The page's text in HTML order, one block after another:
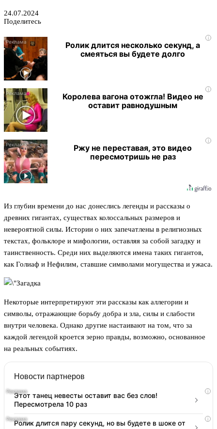
24.07.2024
Поделитесь
i
Ролик длится несколько секунд, а
смеяться вы будете долго
i
Королева вагона отожгла! Видео не
оставит равнодушным
i
Ржу не переставая, это видео
пересмотришь не раз
Из глубин времени до нас донеслись легенды и рассказы о
древних гигантах, существах колоссальных размеров и
невероятной силы. Истории о них запечатлены в религиозных
текстах, фольклоре и мифологии, оставляя за собой загадку и
таинственность. Среди них выделяются имена таких гигантов,
как Голиаф и Нефилим, ставшие символами могущества и ужаса.
Некоторые интерпретируют эти рассказы как аллегории и
символы, отражающие борьбу добра и зла, силы и слабости
внутри человека. Однако другие настаивают на том, что за
каждой легендой кроется зерно правды, возможно, основанное
на реальных событиях.
Новости партнеров
i
Этот танец невесты оставит вас без слов!
Пересмотрела 10 раз
i
Ролик длится пару секунд, но вы будете в шоке от